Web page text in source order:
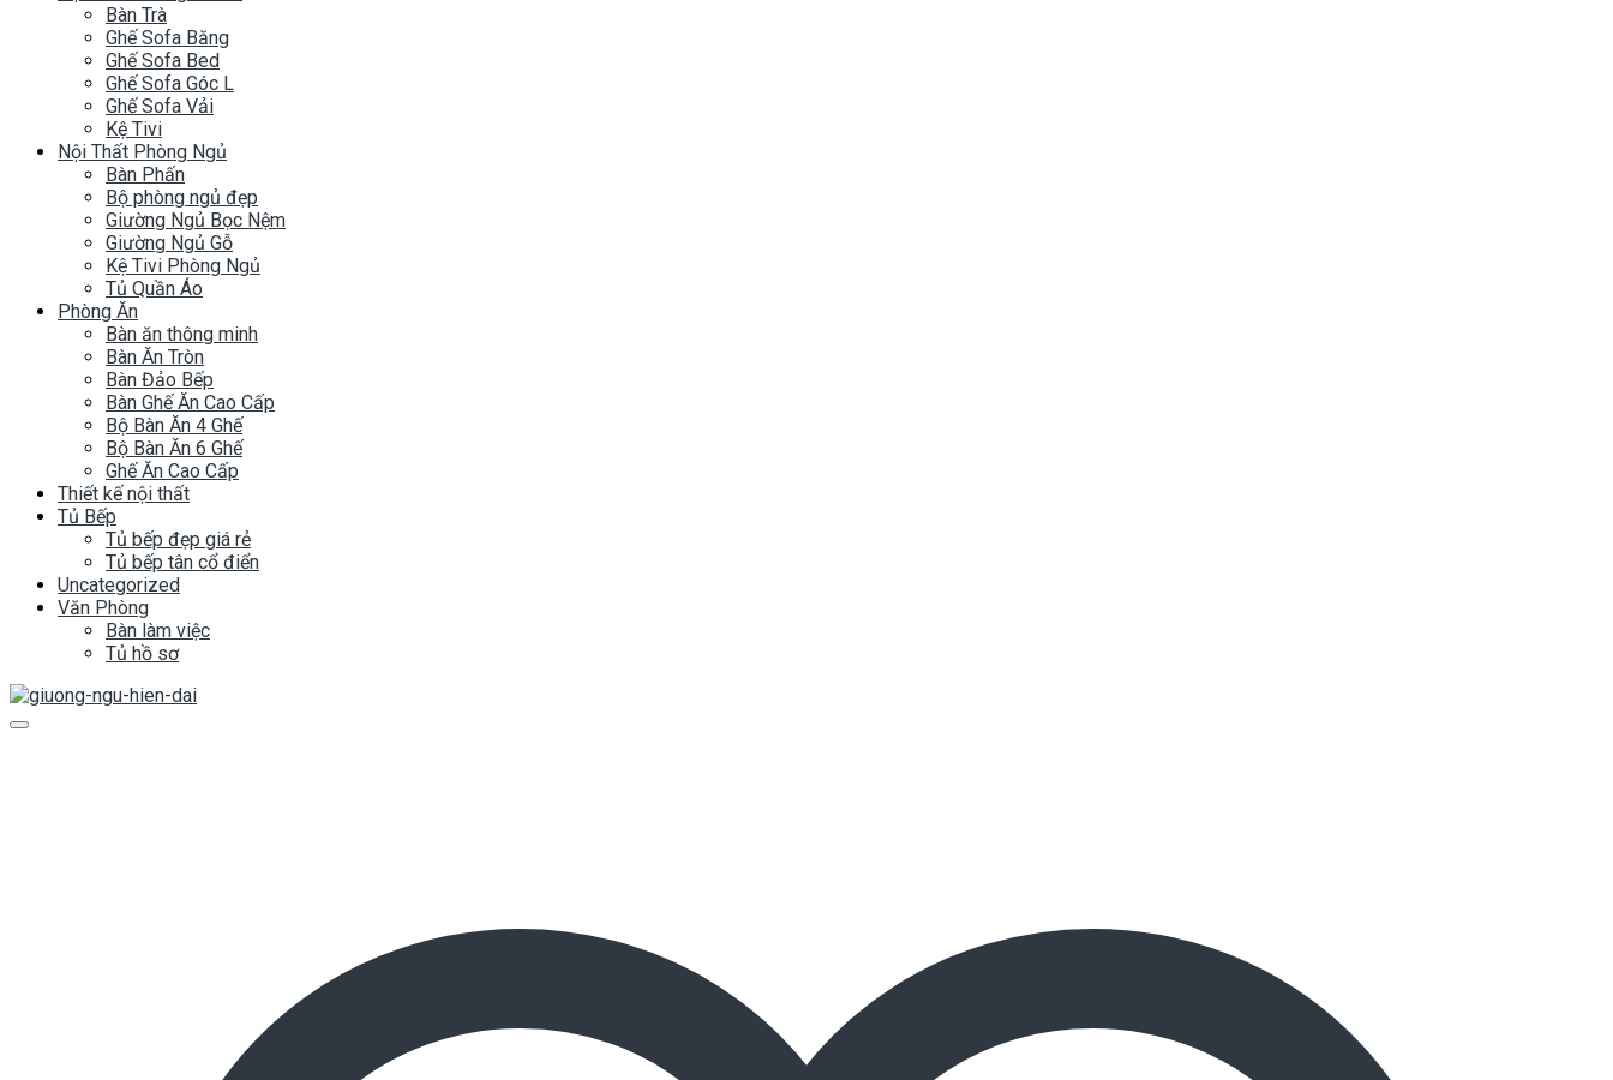
Bàn Trà
Ghế Sofa Băng
Ghế Sofa Bed
Ghế Sofa Góc L
Ghế Sofa Vải
Kệ Tivi
Nội Thất Phòng Ngủ
Bàn Phấn
Bộ phòng ngủ đẹp
Giường Ngủ Bọc Nệm
Giường Ngủ Gỗ
Kệ Tivi Phòng Ngủ
Tủ Quần Áo
Phòng Ăn
Bàn ăn thông minh
Bàn Ăn Tròn
Bàn Đảo Bếp
Bàn Ghế Ăn Cao Cấp
Bộ Bàn Ăn 4 Ghế
Bộ Bàn Ăn 6 Ghế
Ghế Ăn Cao Cấp
Thiết kế nội thất
Tủ Bếp
Tủ bếp đẹp giá rẻ
Tủ bếp tân cổ điển
Uncategorized
Văn Phòng
Bàn làm việc
Tủ hồ sơ